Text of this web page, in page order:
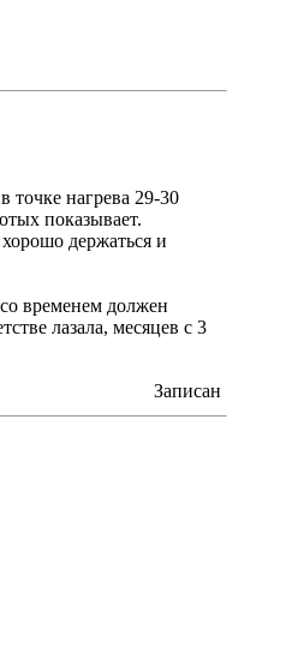
точке нагрева 29-30
показывает.
держаться и
временем должен
лазала, месяцев с 3
Записан